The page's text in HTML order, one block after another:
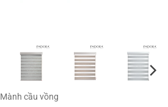
Mành cầu vồng